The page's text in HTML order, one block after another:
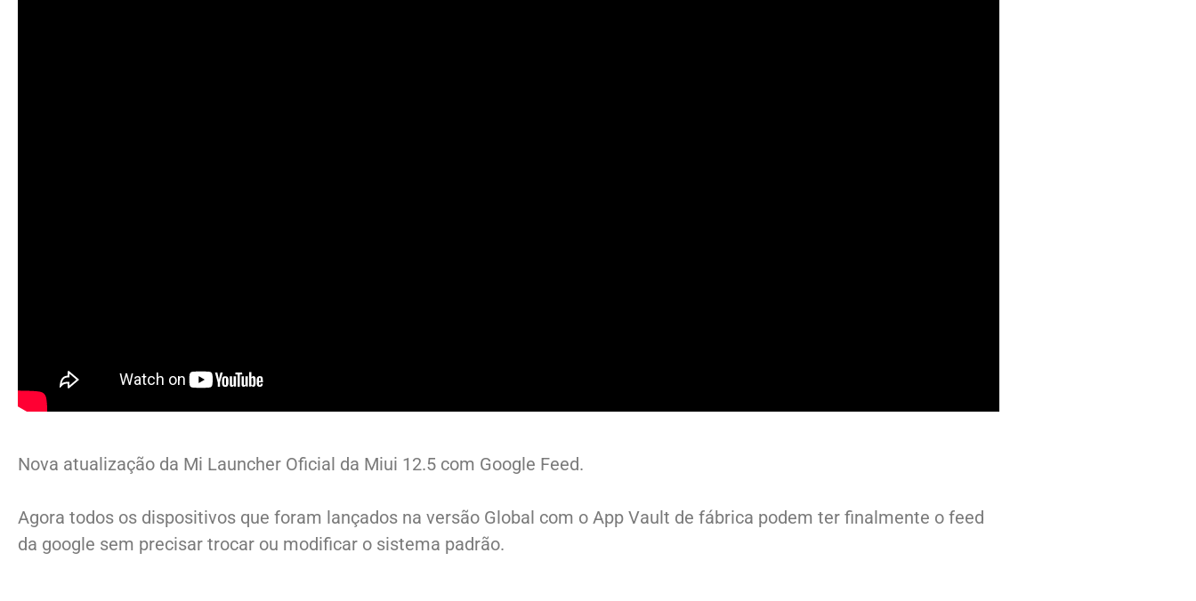
Nova atualização da Mi Launcher Oficial da Miui 12.5 com Google Feed.
Agora todos os dispositivos que foram lançados na versão Global com o App Vault de fábrica podem ter finalmente o feed
da google sem precisar trocar ou modificar o sistema padrão.